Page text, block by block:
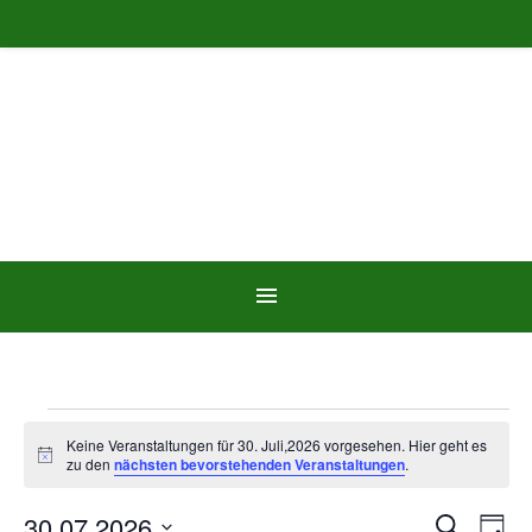
Veranstaltungen für
Hinweis
Keine Veranstaltungen für 30. Juli,2026 vorgesehen. Hier geht es
zu den nächsten bevorstehenden Veranstaltungen.
Suche